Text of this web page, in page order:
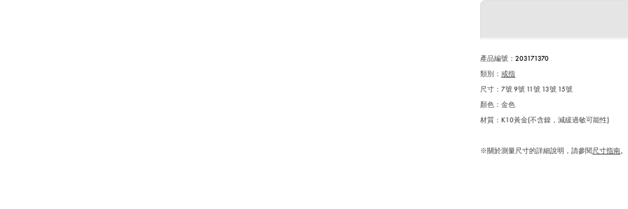
產品編號 ：203171370
類別：戒指
尺寸：7號 9號 11號 13號 15號
顏色：金色
材質：K10黃金(不含鎳，減緩過敏可能性)
※關於測量尺寸的詳細說明，請參閱尺寸指南。